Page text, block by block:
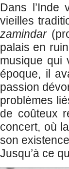
Dans l’Inde
vieilles
zamindar
palais en
musique qui
époque, il
passion
problèmes
de coûteux
concert, où
son
Jusqu’à ce